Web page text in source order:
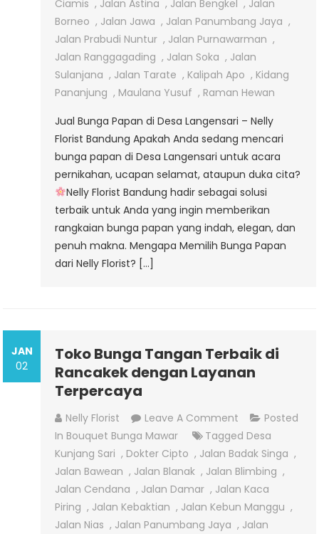
Di
Desa
Langensari
Ciamis , Jalan Astina , Jalan Bengkel , Jalan
Borneo , Jalan Jawa , Jalan Panumbang Jaya ,
Jalan Prabudi Nuntur , Jalan Purnawarman ,
Jalan Ranggagading , Jalan Soka , Jalan
Sulanjana , Jalan Tarate , Kalipah Apo , Kidang
Pananjung , Maulana Yusuf , Raman Hewan
Jual Bunga Papan di Desa Langensari – Nelly
Florist Bandung Apakah Anda sedang mencari
bunga papan di Desa Langensari untuk acara
pernikahan, ucapan selamat, ataupun duka cita?
Nelly Florist Bandung hadir sebagai solusi
terbaik untuk Anda yang ingin memberikan
rangkaian bunga papan yang indah, elegan, dan
penuh makna. Mengapa Memilih Bunga Papan
dari Nelly Florist? […]
JAN
02
Toko Bunga Tangan Terbaik di
Rancakek dengan Layanan
Terpercaya
Nelly Florist Leave A Comment On
Toko
Bunga
Tangan
Terbaik
Di
Rancakek
Posted
In Bouquet Bunga Mawar Tagged Desa
Kunjang Sari , Dokter Cipto , Jalan Badak Singa ,
Jalan Bawean , Jalan Blanak , Jalan Blimbing ,
Jalan Cendana , Jalan Damar , Jalan Kaca
Piring , Jalan Kebaktian , Jalan Kebun Manggu ,
Jalan Nias , Jalan Panumbang Jaya , Jalan